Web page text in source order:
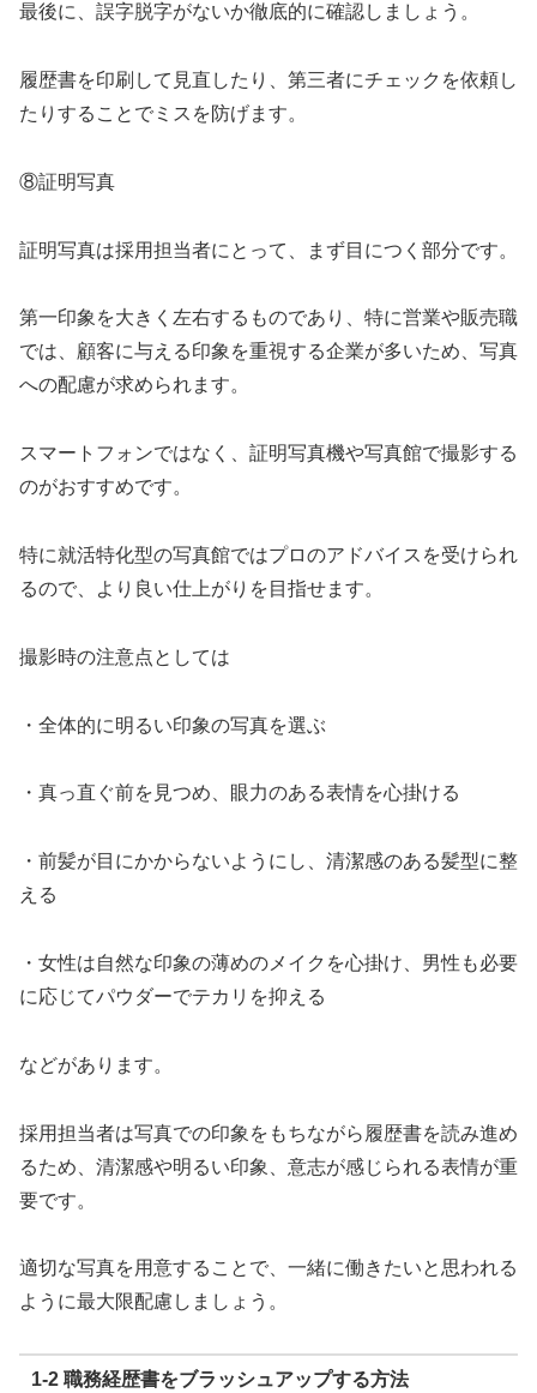
最後に、誤字脱字がないか徹底的に確認しましょう。
履歴書を印刷して見直したり、第三者にチェックを依頼し
たりすることでミスを防げます。
⑧証明写真
証明写真は採用担当者にとって、まず目につく部分です。
第一印象を大きく左右するものであり、特に営業や販売職
では、顧客に与える印象を重視する企業が多いため、写真
への配慮が求められます。
スマートフォンではなく、証明写真機や写真館で撮影する
のがおすすめです。
特に就活特化型の写真館ではプロのアドバイスを受けられ
るので、より良い仕上がりを目指せます。
撮影時の注意点としては
・全体的に明るい印象の写真を選ぶ
・真っ直ぐ前を見つめ、眼力のある表情を心掛ける
・前髪が目にかからないようにし、清潔感のある髪型に整
える
・女性は自然な印象の薄めのメイクを心掛け、男性も必要
に応じてパウダーでテカリを抑える
などがあります。
採用担当者は写真での印象をもちながら履歴書を読み進め
るため、清潔感や明るい印象、意志が感じられる表情が重
要です。
適切な写真を用意することで、一緒に働きたいと思われる
ように最大限配慮しましょう。
1-2 職務経歴書をブラッシュアップする方法